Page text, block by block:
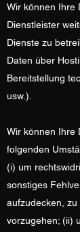
Wir können Ihre
Dienstleister
Dienste zu
Daten über
Bereitstellung
usw.).
Wir können Ihre
folgenden
(i) um
sonstiges
aufzudecken,
vorzugehen; (ii)